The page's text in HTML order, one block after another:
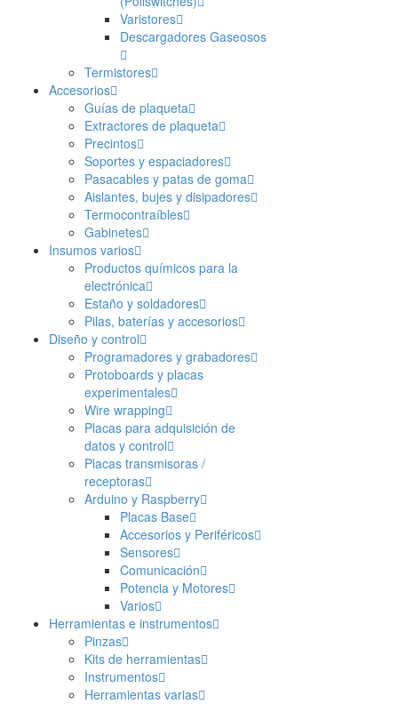
Varistores
Descargadores Gaseosos
Termistores
Accesorios
Guías de plaqueta
Extractores de plaqueta
Precintos
Soportes y espaciadores
Pasacables y patas de goma
Aislantes, bujes y disipadores
Termocontraíbles
Gabinetes
Insumos varios
Productos químicos para la
electrónica
Estaño y soldadores
Pilas, baterías y accesorios
Diseño y control
Programadores y grabadores
Protoboards y placas
experimentales
Wire wrapping
Placas para adquisición de
datos y control
Placas transmisoras /
receptoras
Arduino y Raspberry
Placas Base
Accesorios y Periféricos
Sensores
Comunicación
Potencia y Motores
Varios
Herramientas e instrumentos
Pinzas
Kits de herramientas
Instrumentos
Herramientas varias